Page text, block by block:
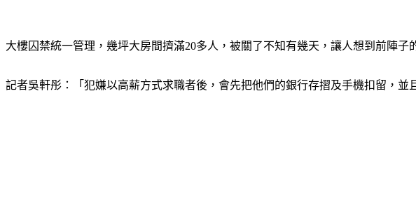
大樓囚禁統一管理，幾坪大房間擠滿20多人，被關了不知有幾天，讓人想到前陣
記者吳軒彤：「犯嫌以高薪方式求職者後，會先把他們的銀行存摺及手機扣留，